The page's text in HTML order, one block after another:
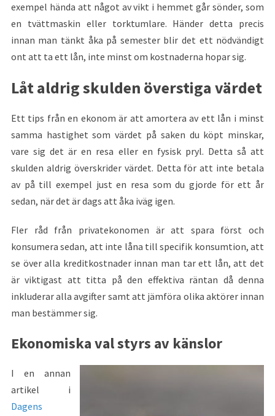
exempel hända att något av vikt i hemmet går sönder, som
en tvättmaskin eller torktumlare. Händer detta precis
innan man tänkt åka på semester blir det ett nödvändigt
ont att ta ett lån, inte minst om kostnaderna hopar sig.
Låt aldrig skulden överstiga värdet
Ett tips från en ekonom är att amortera av ett lån i minst
samma hastighet som värdet på saken du köpt minskar,
vare sig det är en resa eller en fysisk pryl. Detta så att
skulden aldrig överskrider värdet. Detta för att inte betala
av på till exempel just en resa som du gjorde för ett år
sedan, när det är dags att åka iväg igen.
Fler råd från privatekonomen är att spara först och
konsumera sedan, att inte låna till specifik konsumtion, att
se över alla kreditkostnader innan man tar ett lån, att det
är viktigast att titta på den effektiva räntan då denna
inkluderar alla avgifter samt att jämföra olika aktörer innan
man bestämmer sig.
Ekonomiska val styrs av känslor
I en annan
artikel i
Dagens